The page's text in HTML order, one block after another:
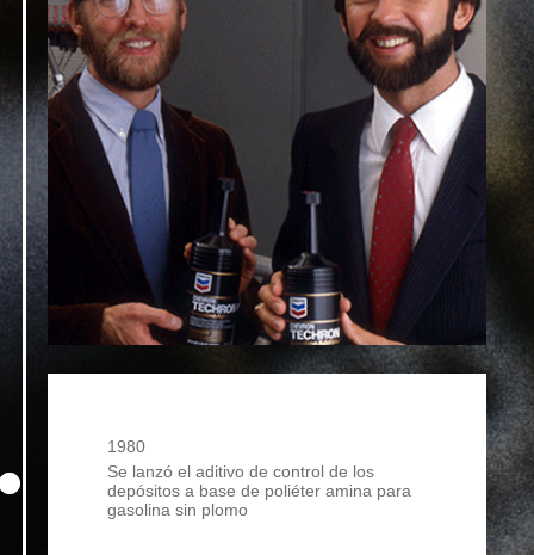
1980
Se lanzó el aditivo de control de los
depósitos a base de poliéter amina para
gasolina sin plomo